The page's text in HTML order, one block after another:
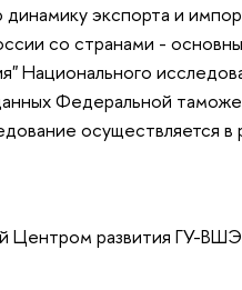
экспорта и
со странами -
Национального
Федеральной
осуществляется в
Центром развития ГУ-ВШЭ